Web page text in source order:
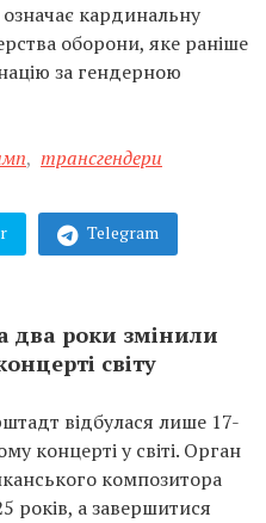
кардинальну
оборони, яке раніше
за гендерною
, трансгендери
Telegram
два роки змінили
світу
відбулася лише 17-
концерті у світі. Орган
композитора
а завершитися